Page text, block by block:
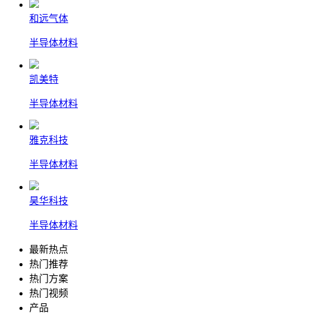
和远气体
半导体材料
凯美特
半导体材料
雅克科技
半导体材料
昊华科技
半导体材料
最新热点
热门推荐
热门方案
热门视频
产品